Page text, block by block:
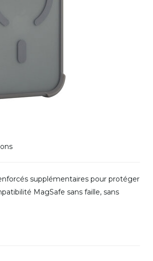
supplémentaires pour protéger
MagSafe sans faille, sans